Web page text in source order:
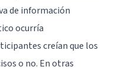
de información
ocurría
creían que los
o no. En otras